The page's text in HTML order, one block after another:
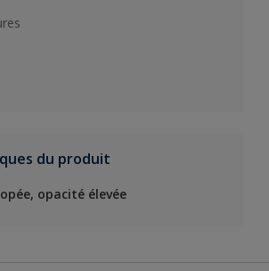
du produit
opacité élevée